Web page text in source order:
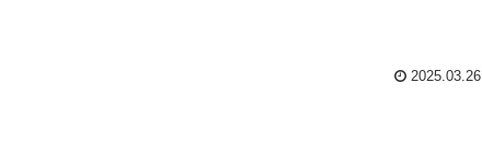
2025.03.26